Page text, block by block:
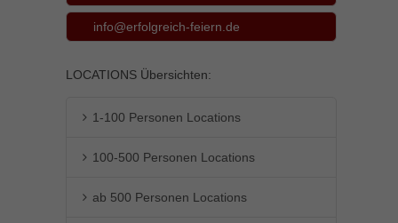
info@erfolgreich-feiern.de
LOCATIONS Übersichten:
1-100 Personen Locations
100-500 Personen Locations
ab 500 Personen Locations
Marketing-Cookies werden von Drittanbietern oder Publishern verwendet,
um personalisierte Werbung anzuzeigen. Sie tun dies, indem sie
Cookie-Informationen anzeigen
standardmäßig blockiert. Wenn Cookies von externen Medien akzeptiert